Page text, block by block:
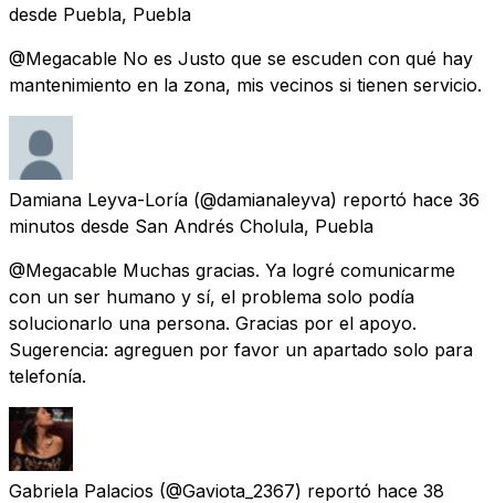
desde Puebla, Puebla
@Megacable No es Justo que se escuden con qué hay
mantenimiento en la zona, mis vecinos si tienen servicio.
Damiana Leyva-Loría (@damianaleyva) reportó hace 36
minutos desde San Andrés Cholula, Puebla
@Megacable Muchas gracias. Ya logré comunicarme
con un ser humano y sí, el problema solo podía
solucionarlo una persona. Gracias por el apoyo.
Sugerencia: agreguen por favor un apartado solo para
telefonía.
Gabriela Palacios (@Gaviota_2367) reportó hace 38